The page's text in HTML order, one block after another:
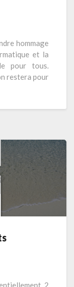
hommage
et la
pour tous.
restera pour
2